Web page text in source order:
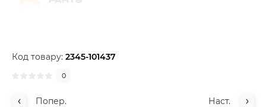
Код товару: 2345-101437
0
Попер. Наст.